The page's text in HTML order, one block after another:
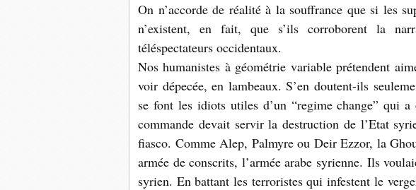
On n’accorde de réalité à la souffrance que si les
n’existent, en fait, que s’ils corroborent la
téléspectateurs occidentaux.
Nos humanistes à géométrie variable prétendent
voir dépecée, en lambeaux. S’en doutent-ils
se font les idiots utiles d’un “regime change” qui a
commande devait servir la destruction de l’Etat
fiasco. Comme Alep, Palmyre ou Deir Ezzor, la
armée de conscrits, l’armée arabe syrienne. Ils
syrien. En battant les terroristes qui infestent le